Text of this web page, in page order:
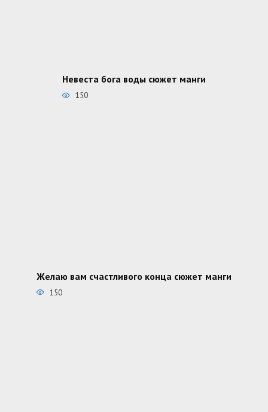
Невеста бога воды сюжет манги
150
Желаю вам счастливого конца сюжет манги
150